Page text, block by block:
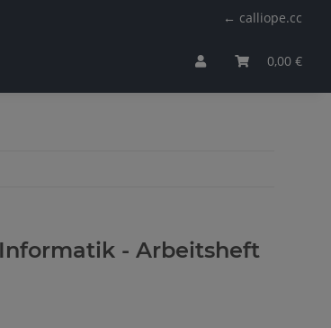
← calliope.cc
0,00 €
- Arbeitsheft